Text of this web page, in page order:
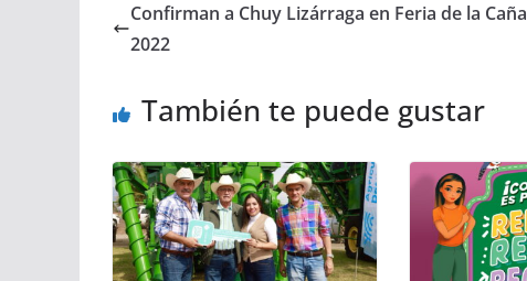
Confirman a Chuy Lizárraga en Feria de la Caña
2022
También te puede gustar